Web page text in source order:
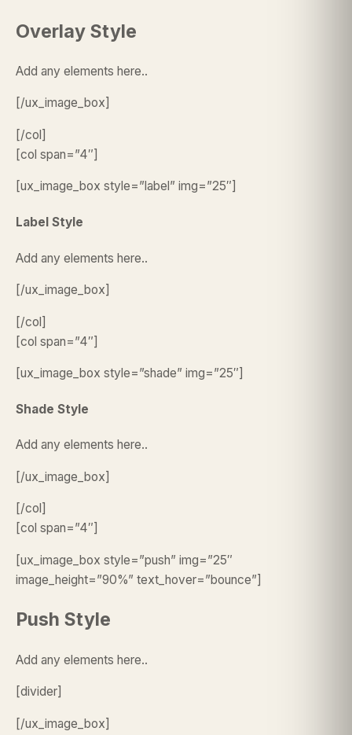
Overlay Style
Add any elements here..
[/ux_image_box]
[/col]
[col span=”4″]
[ux_image_box style=”label” img=”25″]
Label Style
Add any elements here..
[/ux_image_box]
[/col]
[col span=”4″]
[ux_image_box style=”shade” img=”25″]
Shade Style
Add any elements here..
[/ux_image_box]
[/col]
[col span=”4″]
[ux_image_box style=”push” img=”25″
image_height=”90%” text_hover=”bounce”]
Push Style
Add any elements here..
[divider]
[/ux_image_box]